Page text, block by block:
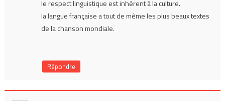
le respect linguistique est inhérent à la culture.
la langue française a tout de même les plus beaux textes
de la chanson mondiale.
Répondre